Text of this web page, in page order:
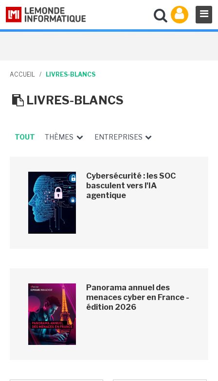
ACCUEIL / LIVRES-BLANCS
LIVRES-BLANCS
TOUT THÈMES ENTREPRISES
Cybersécurité : les SOC
basculent vers l'IA
agentique
Panorama annuel des
menaces cyber en France -
édition 2026